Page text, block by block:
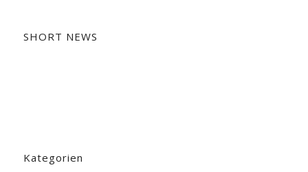
SHORT NEWS
Kategorien